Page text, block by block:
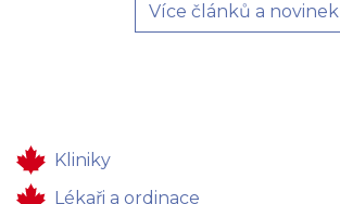
Více článků a novinek
Kliniky
Lékaři a ordinace